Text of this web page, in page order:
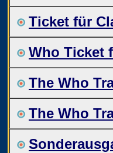
Ticket für
Who Ticket
The Who
The Who